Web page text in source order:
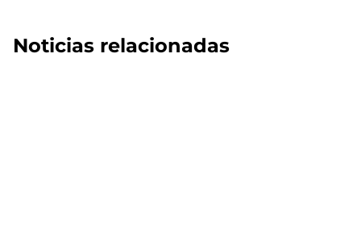
Noticias relacionadas